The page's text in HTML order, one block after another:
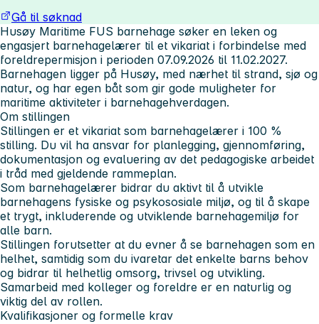
Gå til søknad
Husøy Maritime FUS barnehage søker en leken og
engasjert barnehagelærer til et vikariat i forbindelse med
foreldrepermisjon i perioden 07.09.2026 til 11.02.2027.
Barnehagen ligger på Husøy, med nærhet til strand, sjø og
natur, og har egen båt som gir gode muligheter for
maritime aktiviteter i barnehagehverdagen.
Om stillingen
Stillingen er et vikariat som barnehagelærer i 100 %
stilling. Du vil ha ansvar for planlegging, gjennomføring,
dokumentasjon og evaluering av det pedagogiske arbeidet
i tråd med gjeldende rammeplan.
Som barnehagelærer bidrar du aktivt til å utvikle
barnehagens fysiske og psykososiale miljø, og til å skape
et trygt, inkluderende og utviklende barnehagemiljø for
alle barn.
Stillingen forutsetter at du evner å se barnehagen som en
helhet, samtidig som du ivaretar det enkelte barns behov
og bidrar til helhetlig omsorg, trivsel og utvikling.
Samarbeid med kolleger og foreldre er en naturlig og
viktig del av rollen.
Kvalifikasjoner og formelle krav